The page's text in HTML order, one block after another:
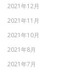
2021年12月
2021年11月
2021年10月
2021年8月
2021年7月